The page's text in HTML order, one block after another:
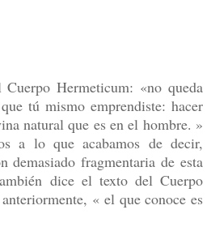
Hermeticum: «no queda
tú mismo emprendiste: hacer
natural que es en el hombre. »
a lo que acabamos de decir,
demasiado fragmentaria de esta
dice el texto del Cuerpo
« el que conoce es